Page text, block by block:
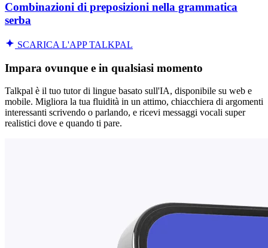
Combinazioni di preposizioni nella grammatica
serba
SCARICA L'APP TALKPAL
Impara ovunque e in qualsiasi momento
Talkpal è il tuo tutor di lingue basato sull'IA, disponibile su web e
mobile. Migliora la tua fluidità in un attimo, chiacchiera di argomenti
interessanti scrivendo o parlando, e ricevi messaggi vocali super
realistici dove e quando ti pare.